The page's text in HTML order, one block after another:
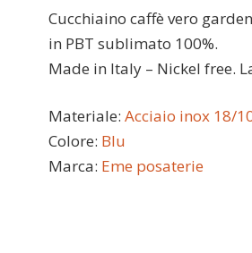
Cucchiaino caffè vero
in PBT sublimato 100%.
Made in Italy – Nickel free.
Materiale: Acciaio inox 18/
Colore: Blu
Marca: Eme posaterie